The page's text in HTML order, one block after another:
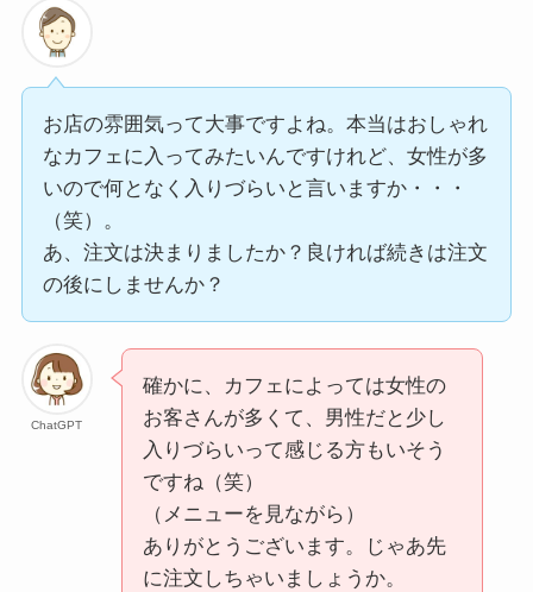
お店の雰囲気って大事ですよね。本当はおしゃれ
なカフェに入ってみたいんですけれど、女性が多
いので何となく入りづらいと言いますか・・・
（笑）。
あ、注文は決まりましたか？良ければ続きは注文
の後にしませんか？
ChatGPT
確かに、カフェによっては女性の
お客さんが多くて、男性だと少し
入りづらいって感じる方もいそう
ですね（笑）
（メニューを見ながら）
ありがとうございます。じゃあ先
に注文しちゃいましょうか。